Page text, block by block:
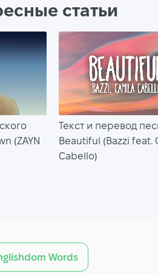
статьи
(ZAYN
Текст и перевод
Beautiful (Bazzi feat.
Cabello)
Words